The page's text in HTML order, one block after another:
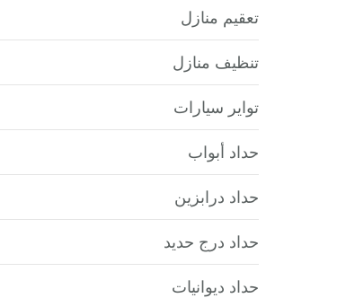
تعقيم منازل
تنظيف منازل
تواير سيارات
حداد أبواب
حداد درابزين
حداد درج حديد
حداد ديوانيات